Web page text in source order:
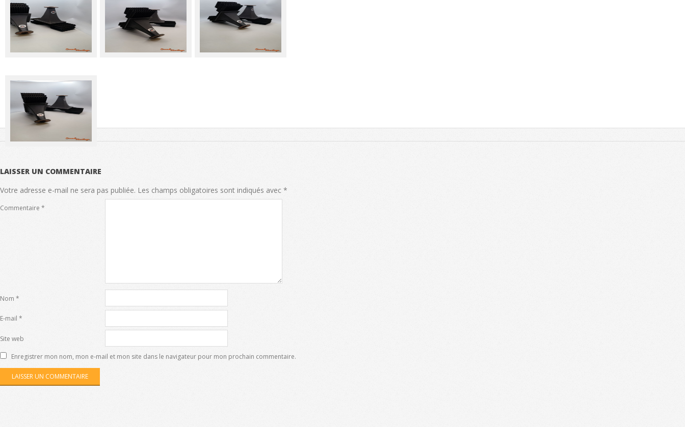
LAISSER UN COMMENTAIRE
Votre adresse e-mail ne sera pas publiée. Les champs obligatoires sont indiqués avec *
Commentaire *
Nom *
E-mail *
Site web
Enregistrer mon nom, mon e-mail et mon site dans le navigateur pour mon prochain commentaire.